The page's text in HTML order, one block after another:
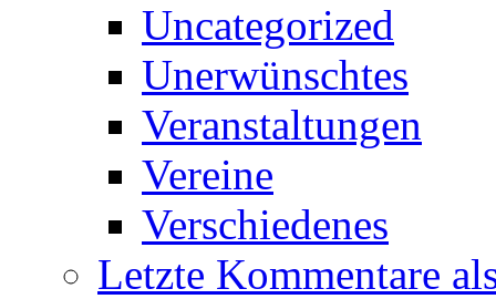
Uncategorized
Unerwünschtes
Veranstaltungen
Vereine
Verschiedenes
Letzte Kommentare